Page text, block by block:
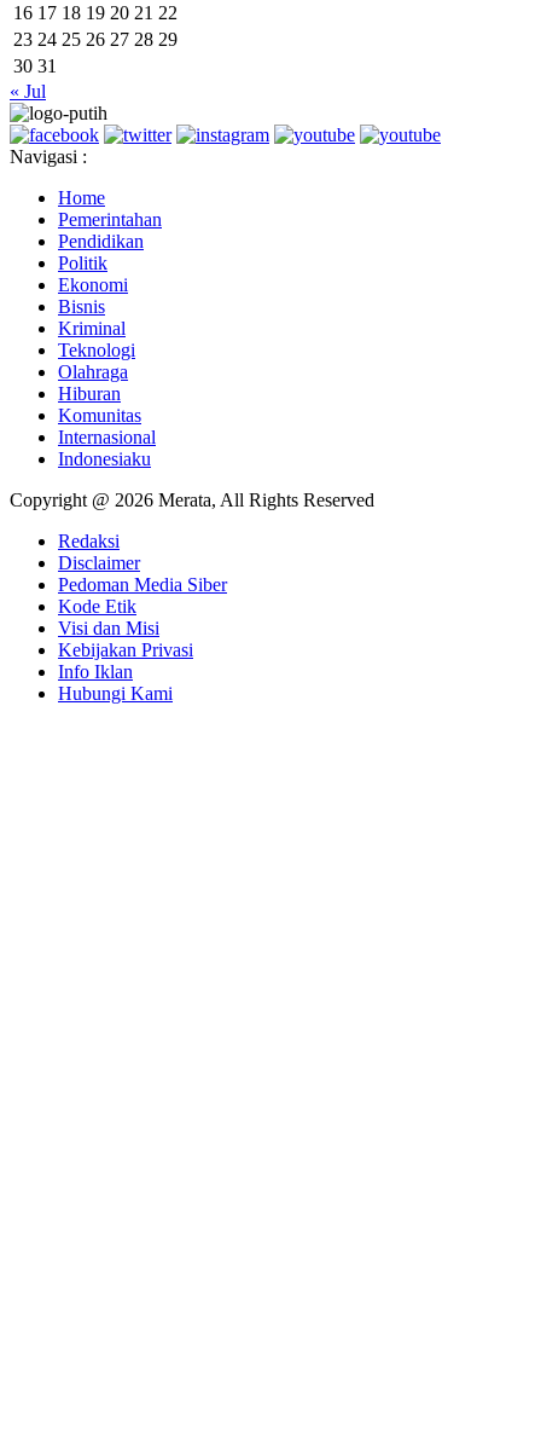
16 17 18 19 20 21 22
23 24 25 26 27 28 29
30 31
« Jul
Navigasi :
Home
Pemerintahan
Pendidikan
Politik
Ekonomi
Bisnis
Kriminal
Teknologi
Olahraga
Hiburan
Komunitas
Internasional
Indonesiaku
Copyright @ 2026 Merata, All Rights Reserved
Redaksi
Disclaimer
Pedoman Media Siber
Kode Etik
Visi dan Misi
Kebijakan Privasi
Info Iklan
Hubungi Kami